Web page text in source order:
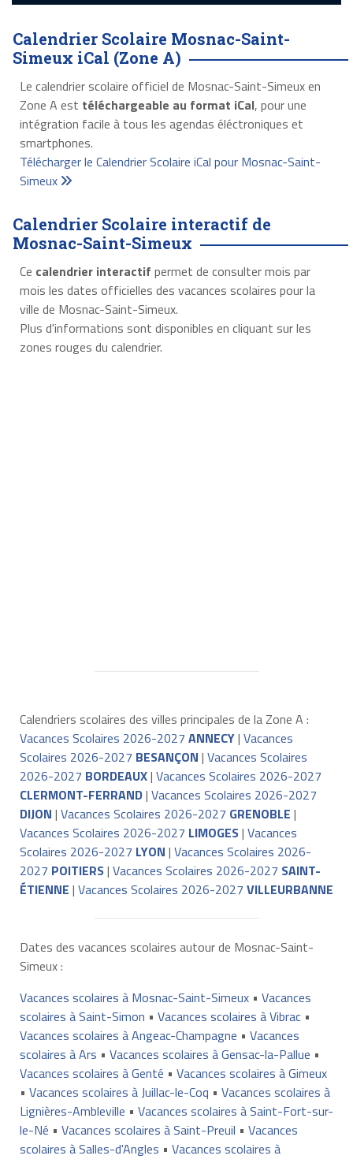
Calendrier Scolaire Mosnac-Saint-
Simeux iCal (Zone A)
Le calendrier scolaire officiel de Mosnac-Saint-Simeux en
Zone A est téléchargeable au format iCal, pour une
intégration facile à tous les agendas éléctroniques et
smartphones.
Télécharger le Calendrier Scolaire iCal pour Mosnac-Saint-
Simeux
Calendrier Scolaire interactif de
Mosnac-Saint-Simeux
Ce calendrier interactif permet de consulter mois par
mois les dates officielles des vacances scolaires pour la
ville de Mosnac-Saint-Simeux.
Plus d'informations sont disponibles en cliquant sur les
zones rouges du calendrier.
Calendriers scolaires des villes principales de la Zone A :
Vacances Scolaires 2026-2027 ANNECY| Vacances
Scolaires 2026-2027 BESANÇON | Vacances Scolaires
2026-2027 BORDEAUX| Vacances Scolaires 2026-2027
CLERMONT-FERRAND| Vacances Scolaires 2026-2027
DIJON | Vacances Scolaires 2026-2027 GRENOBLE |
Vacances Scolaires 2026-2027 LIMOGES| Vacances
Scolaires 2026-2027 LYON | Vacances Scolaires 2026-
2027 POITIERS| Vacances Scolaires 2026-2027 SAINT-
ÉTIENNE | Vacances Scolaires 2026-2027 VILLEURBANNE
Dates des vacances scolaires autour de Mosnac-Saint-
Simeux :
Vacances scolaires à Mosnac-Saint-Simeux• Vacances
scolaires à Saint-Simon • Vacances scolaires à Vibrac•
Vacances scolaires à Angeac-Champagne • Vacances
scolaires à Ars • Vacances scolaires à Gensac-la-Pallue •
Vacances scolaires à Genté • Vacances scolaires à Gimeux
• Vacances scolaires à Juillac-le-Coq • Vacances scolaires à
Lignières-Ambleville • Vacances scolaires à Saint-Fort-sur-
le-Né • Vacances scolaires à Saint-Preuil • Vacances
scolaires à Salles-d'Angles • Vacances scolaires à